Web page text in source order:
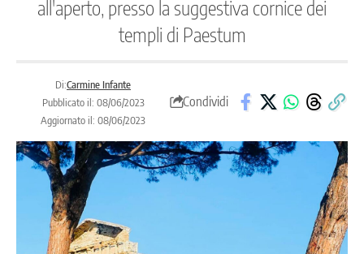
all'aperto, presso la suggestiva cornice dei
templi di Paestum
Di:Carmine Infante
Pubblicato il: 08/06/2023
Aggiornato il: 08/06/2023
Condividi